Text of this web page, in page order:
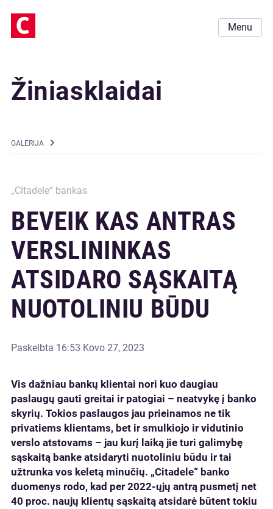
Menu
Žiniasklaidai
GALERIJA
„Citadele“ bankas
BEVEIK KAS ANTRAS
VERSLININKAS
ATSIDARO SĄSKAITĄ
NUOTOLINIU BŪDU
Paskelbta 16:53 Kovo 27, 2023
Vis dažniau bankų klientai nori kuo daugiau
paslaugų gauti greitai ir patogiai – neatvykę į banko
skyrių. Tokios paslaugos jau prieinamos ne tik
privatiems klientams, bet ir smulkiojo ir vidutinio
verslo atstovams – jau kurį laiką jie turi galimybę
sąskaitą banke atsidaryti nuotoliniu būdu ir tai
užtrunka vos keletą minučių. „Citadele“ banko
duomenys rodo, kad per 2022-ųjų antrą pusmetį net
40 proc. naujų klientų sąskaitą atsidarė būtent tokiu